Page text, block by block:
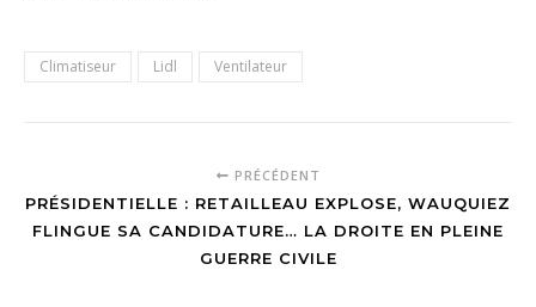
Climatiseur Lidl Ventilateur
PRÉCÉDENT
PRÉSIDENTIELLE : RETAILLEAU EXPLOSE, WAUQUIEZ
FLINGUE SA CANDIDATURE… LA DROITE EN PLEINE
GUERRE CIVILE